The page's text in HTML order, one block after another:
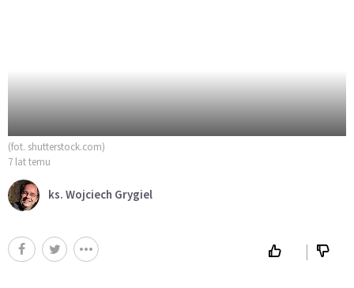
(fot. shutterstock.com)
7 lat temu
ks. Wojciech Grygiel